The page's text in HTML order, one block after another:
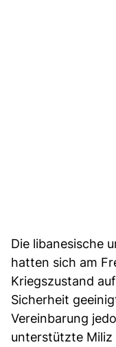
Die libanesische
hatten sich am
Kriegszustand
Sicherheit
Vereinbarung
unterstützte